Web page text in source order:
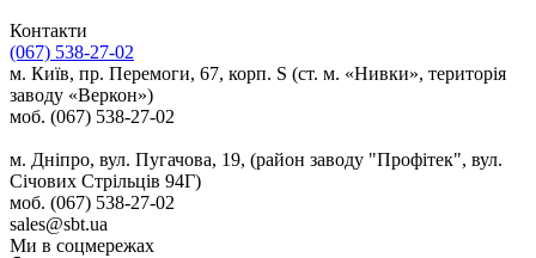
Контакти
(067) 538-27-02
м. Київ, пр. Перемоги, 67, корп. S (ст. м. «Нивки», територія
заводу «Веркон»)
моб. (067) 538-27-02
м. Дніпро, вул. Пугачова, 19, (район заводу "Профітек", вул.
Січових Стрільців 94Г)
моб. (067) 538-27-02
sales@sbt.ua
Ми в соцмережах